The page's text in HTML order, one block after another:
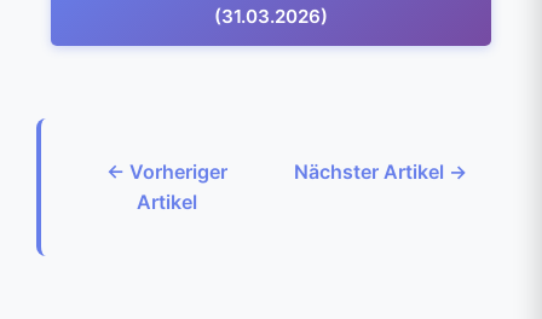
(31.03.2026)
← Vorheriger
Artikel
Nächster Artikel →